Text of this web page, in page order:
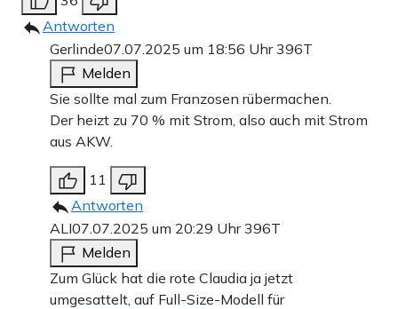
Antworten
Gerlinde07.07.2025 um 18:56 Uhr396T
Melden
Sie sollte mal zum Franzosen rübermachen.
Der heizt zu 70 % mit Strom, also auch mit Strom
aus AKW.
11
Antworten
ALI07.07.2025 um 20:29 Uhr396T
Melden
Zum Glück hat die rote Claudia ja jetzt
umgesattelt, auf Full-Size-Modell für